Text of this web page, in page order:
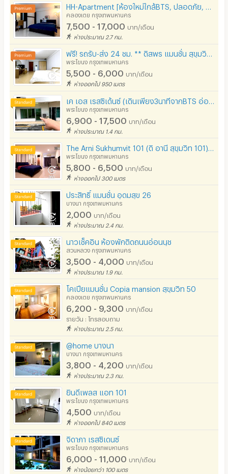
คลองเตย กรุงเทพมหานคร
7,500 - 17,000 บาท/เดือน
ห่างประมาณ 2.7 กม.
พระโขนง กรุงเทพมหานคร
5,500 - 6,000 บาท/เดือน
ห่างออกไป 950 เมตร
พระโขนง กรุงเทพมหานคร
6,900 - 17,500 บาท/เดือน
ห่างประมาณ 1.4 กม.
พระโขนง กรุงเทพมหานคร
5,800 - 6,500 บาท/เดือน
ห่างออกไป 300 เมตร
ประสิทธิ์ แมนชั่น อุดมสุข 26
บางนา กรุงเทพมหานคร
2,000 บาท/เดือน
ห่างประมาณ 2.4 กม.
นาวเช็คอิน ห้องพักติดถนนอ่อนนุช
สวนหลวง กรุงเทพมหานคร
3,500 - 4,000 บาท/เดือน
ห่างประมาณ 1.9 กม.
โคเปียแมนชั่น Copia mansion สุขุมวิท 50
คลองเตย กรุงเทพมหานคร
6,200 - 9,300 บาท/เดือน
รายวัน : โทรสอบถาม
ห่างประมาณ 2.5 กม.
@home บางนา
บางนา กรุงเทพมหานคร
3,800 - 4,200 บาท/เดือน
ห่างประมาณ 2.3 กม.
ยินดีเพลส แอท 101
พระโขนง กรุงเทพมหานคร
4,500 บาท/เดือน
ห่างออกไป 840 เมตร
จิดาภา เรสซิเดนซ์
พระโขนง กรุงเทพมหานคร
6,000 - 11,000 บาท/เดือน
ห่างน้อยกว่า 100 เมตร